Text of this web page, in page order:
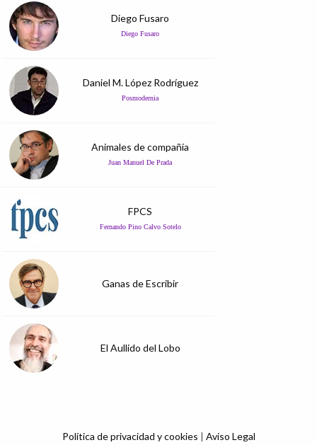
Diego Fusaro
Diego Fusaro
Daniel M. López Rodríguez
Posmodernia
Animales de compañía
Juan Manuel De Prada
FPCS
Fernando Pino Calvo Sotelo
Ganas de Escribir
El Aullido del Lobo
Política de privacidad y cookies | Aviso Legal